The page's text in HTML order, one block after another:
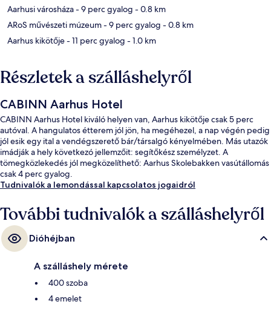
Aarhusi városháza- 9 perc gyalog - 0.8 km
ARoS művészeti múzeum- 9 perc gyalog - 0.8 km
Aarhus kikötője- 11 perc gyalog - 1.0 km
Részletek a szálláshelyről
CABINN Aarhus Hotel
CABINN Aarhus Hotel kiváló helyen van, Aarhus kikötője csak 5 perc
autóval. A hangulatos étterem jól jön, ha megéhezel, a nap végén pedig
jól esik egy ital a vendégszerető bár/társalgó kényelmében. Más utazók
imádják a hely következó jellemzőit: segítőkész személyzet. A
tömegközlekedés jól megközelíthető: Aarhus Skolebakken vasútállomás
csak 4 perc gyalog.
Tudnivalók a lemondással kapcsolatos jogaidról
További tudnivalók a szálláshelyről
Dióhéjban
A szálláshely mérete
400 szoba
4 emelet